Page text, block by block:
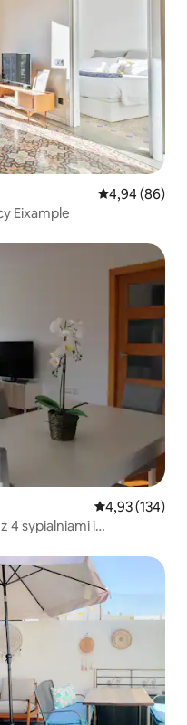
Średnia
4,94 (86)
Eixample
Średnia
4,93 (134)
4 sypialniami i
gości